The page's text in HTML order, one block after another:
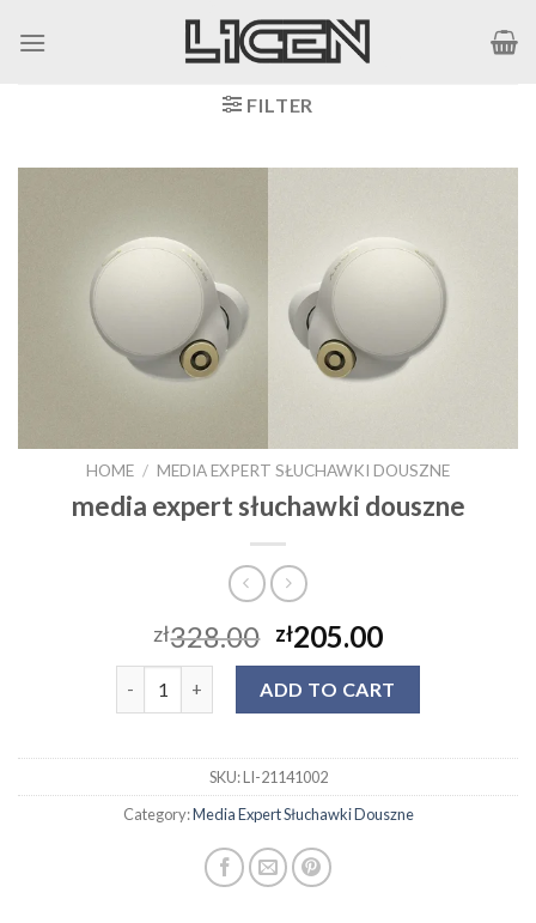
FILTER
HOME / MEDIA EXPERT SŁUCHAWKI DOUSZNE
media expert słuchawki douszne
zł328.00 zł205.00
ADD TO CART
SKU:LI-21141002
Category:Media Expert Słuchawki Douszne